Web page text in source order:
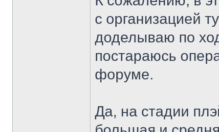
с организацией
доделываю по
постараюсь
форуме.
Да, на стадии